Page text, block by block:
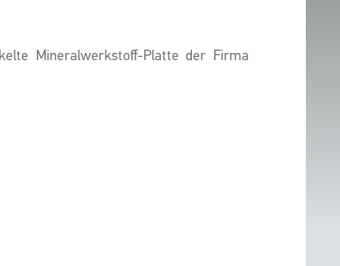
Mineralwerkstoff-Platte der Firma